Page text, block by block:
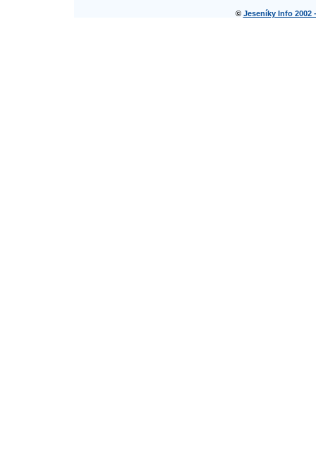
© Jeseníky Info 2002